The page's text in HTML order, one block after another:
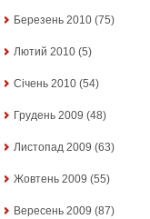
Березень 2010 (75)
Лютий 2010 (5)
Січень 2010 (54)
Грудень 2009 (48)
Листопад 2009 (63)
Жовтень 2009 (55)
Вересень 2009 (87)